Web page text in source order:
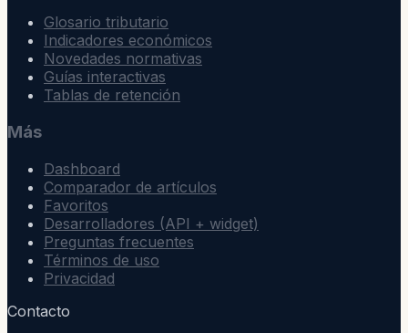
Glosario tributario
Indicadores económicos
Novedades normativas
Guías interactivas
Tablas de retención
Más
Dashboard
Comparador de artículos
Favoritos
Desarrolladores (API + widget)
Preguntas frecuentes
Términos de uso
Privacidad
Contacto